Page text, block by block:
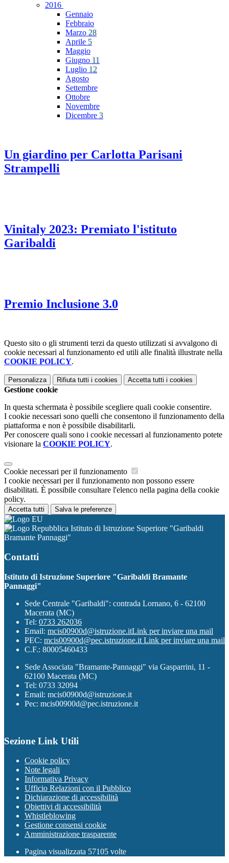
2016
Gennaio
Febbraio
Marzo 28
Aprile 5
Maggio
Giugno 11
Luglio 12
Agosto
Settembre
Ottobre
Novembre
Dicembre 3
Un giardino per Carlotta Parisani
Strampelli
Vinitaly 2023: Premiato l'istituto
Garibaldi
Premio Inclusione 3.0
Questo sito o gli strumenti terzi da questo utilizzati si avvalgono di
cookie necessari al funzionamento ed utili alle finalità illustrate nella
COOKIE POLICY.
Personalizza Rifiuta tutti i cookies Accetta tutti i cookies
Gestione cookie
In questa schermata è possibile scegliere quali cookie consentire.
I cookie necessari sono quelli che consentono il funzionamento della
piattaforma e non è possibile disabilitarli.
Per conoscere quali sono i cookie necessari al funzionamento potete
visionare la COOKIE POLICY.
Cookie necessari per il funzionamento
I cookie necessari per il funzionamento non possono essere
disabilitati. È possibile consultare l'elenco nella pagina della cookie
policy.
Accetta tutti Salva le preferenze
Istituto di Istruzione Superiore "Garibaldi
Bramante Pannaggi"
Contatti
Istituto di Istruzione Superiore "Garibaldi Bramante
Pannaggi"
Sede Centrale "Garibaldi": contrada Lornano, 6 - 62100
Macerata (MC)
Tel: 0733 262036
Email: mcis00900d@istruzione.itLink per inviare una mail
PEC: mcis00900d@pec.istruzione.it Link per inviare una mail
C.F.: 80005460433
Sede Associata "Bramante-Pannaggi" via Gasparrini, 11 -
62100 Macerata (MC)
Tel: 0733 32094
Email: mcis00900d@istruzione.it
Pec: mcis00900d@pec.istruzione.it
Sezione Link Utili
Cookie policy
Note legali
Informativa Privacy
Ufficio Relazioni con il Pubblico
Dichiarazione di accessibilità
Obiettivi di accessibilità
Whistleblowing
Gestione consensi cookie
Amministrazione trasparente
Pagina visualizzata 57105 volte